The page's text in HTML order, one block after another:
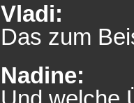
Vladi:
Das zum
Nadine: